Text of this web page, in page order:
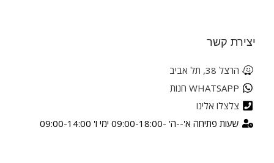
יצירת קשר
הרצל 38, תל אביב
WHATSAPP חנות
צלצלו אלינו
שעות פתיחה א'--ה' -09:00-18:00 ימי ו' 09:00-14:00